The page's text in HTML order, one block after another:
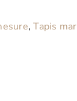
,Tapis